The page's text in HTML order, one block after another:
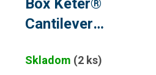
Box Keter®
Cantilever
57x30x16 cm, na
Skladom (2 ks)